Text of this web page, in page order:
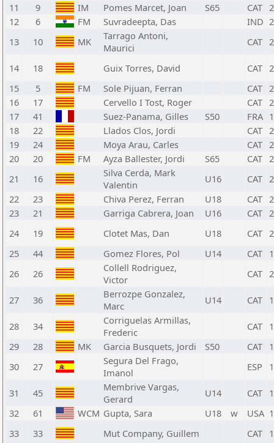
11
9 IM Pomes Marcet, Joan S65 CAT
12
6 FM Suvradeepta, Das IND
13
10 MK
Tarrago Antoni,
Maurici
CAT
14 18 Guix Torres, David CAT
15
5 FM Sole Pijuan, Ferran CAT
16
17 Cervello I Tost, Roger CAT
17
41 Suez-Panama, Gilles S50 FRA
18
22 Llados Clos, Jordi CAT
19
24 Moya Arau, Carles CAT
20
20 FM Ayza Ballester, Jordi S65 CAT
21
16
Silva Cerda, Mark
Valentin
U16 CAT
22
23 Chiva Perez, Ferran U18 CAT
23
21 Garriga Cabrera, Joan U16 CAT
24
19 Clotet Mas, Dan U18 CAT
25
44 Gomez Flores, Pol U14 CAT
26
26
Collell Rodriguez,
Victor
CAT
27 36
Berrozpe Gonzalez,
Marc
U14 CAT
28 34
Corriguelas Armillas,
Frederic
CAT
29
28 MK Garcia Busquets, Jordi S50 CAT
30
27
Segura Del Frago,
Imanol
ESP
31 45
Membrive Vargas,
Gerard
U14 CAT
32
61 WCM Gupta, Sara U18 w USA
33
33 Mut Company, Guillem CAT